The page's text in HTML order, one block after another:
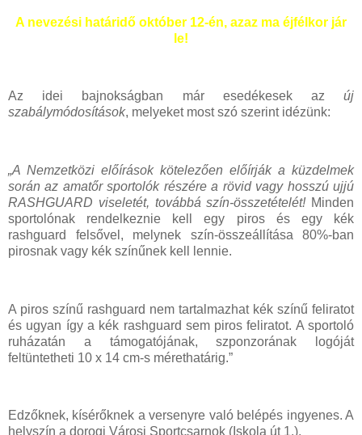
A nevezési határidő október 12-én, azaz ma éjfélkor jár
le!
Az idei bajnokságban már esedékesek az új
szabálymódosítások, melyeket most szó szerint idézünk:
„A Nemzetközi előírások kötelezően előírják a küzdelmek
során az amatőr sportolók részére a rövid vagy hosszú ujjú
RASHGUARD viseletét, továbbá szín-összetételét!Minden
sportolónak rendelkeznie kell egy piros és egy kék
rashguard felsővel, melynek szín-összeállítása 80%-ban
pirosnak vagy kék színűnek kell lennie.
A piros színű rashguard nem tartalmazhat kék színű feliratot
és ugyan így a kék rashguard sem piros feliratot. A sportoló
ruházatán a támogatójának, szponzorának logóját
feltüntetheti 10 x 14 cm-s mérethatárig.”
Edzőknek, kísérőknek a versenyre való belépés ingyenes. A
helyszín a dorogi Városi Sportcsarnok (Iskola út 1.).